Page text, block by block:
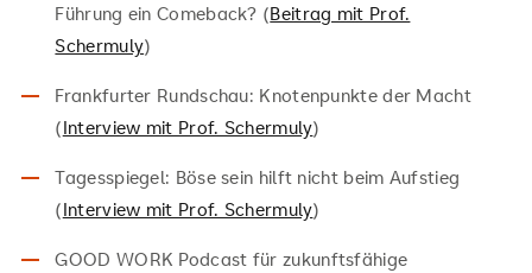
Führung ein Comeback? (Beitrag mit Prof.
Schermuly)
Frankfurter Rundschau: Knotenpunkte der Macht
(Interview mit Prof. Schermuly)
Tagesspiegel: Böse sein hilft nicht beim Aufstieg
(Interview mit Prof. Schermuly)
GOOD WORK Podcast für zukunftsfähige